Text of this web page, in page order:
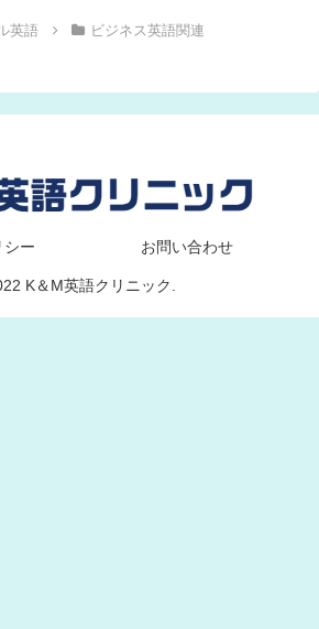
英語 ビジネス英語関連
シー お問い合わせ
K＆M英語クリニック.